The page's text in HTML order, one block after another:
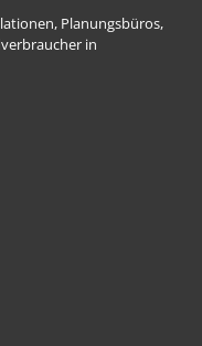
Planungsbüros,
in